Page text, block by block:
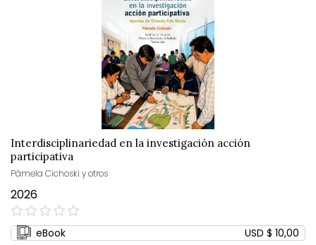
Interdisciplinariedad en la investigación acción
participativa
Pâmela Cichoski y otros
2026
0%
eBook
USD $ 10,00